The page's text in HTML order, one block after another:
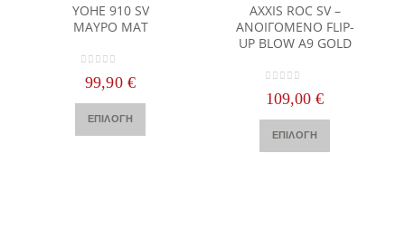
YOHE 910 SV
ΜΑΥΡΟ ΜΑΤ
99,90 €
ΕΠΙΛΟΓΉ
Αυτό το προϊόν έχει πολλαπλές παραλλαγές. Οι επιλογές μπορούν να επιλεγούν στη σελίδα του προϊόντος
AXXIS ROC SV –
ΑΝΟΙΓΟΜΕΝΟ FLIP-
UP BLOW A9 GOLD
109,00€
ΕΠΙΛΟΓΉ
Αυτό το προϊόν έχει πολλαπλές παραλλαγές. Οι επιλογές μπορούν να επιλεγούν στη σελίδα του προϊόντος